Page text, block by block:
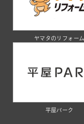
ヤマタのリフォーム
平屋パーク